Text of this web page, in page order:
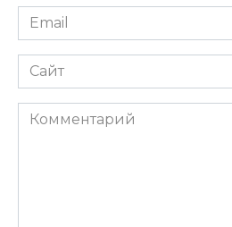
Email
*
Сайт
Комментарий